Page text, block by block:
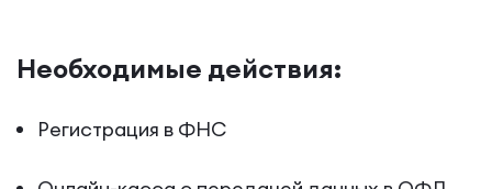
Необходимые действия:
Регистрация в ФНС